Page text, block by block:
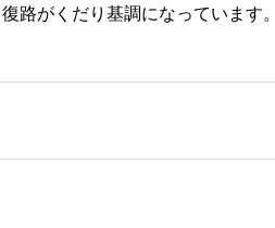
路がくだり基調になっています。